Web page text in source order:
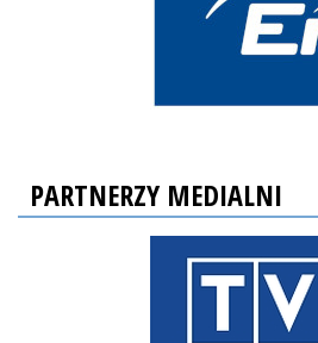
PARTNERZY MEDIALNI